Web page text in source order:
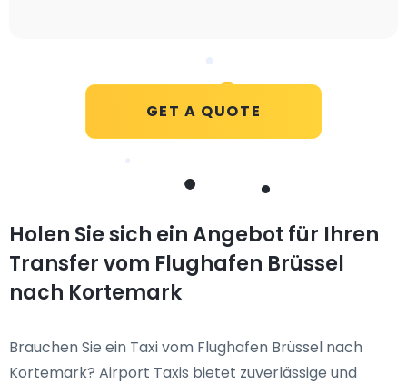
GET A QUOTE
Holen Sie sich ein Angebot für Ihren
Transfer vom Flughafen Brüssel
nach Kortemark
Brauchen Sie ein Taxi vom Flughafen Brüssel nach
Kortemark? Airport Taxis bietet zuverlässige und